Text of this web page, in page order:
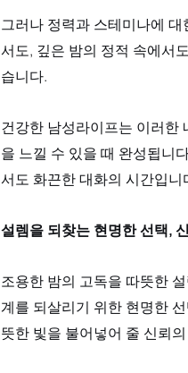
그러나 정력과 스테미나에
서도, 깊은 밤의 정적 속에서
습니다.
건강한 남성라이프는 이러한
을 느낄 수 있을 때 완성됩니
서도 화끈한 대화의 시간입니
설렘을 되찾는 현명한 선택,
조용한 밤의 고독을 따뜻한
계를 되살리기 위한 현명한
뜻한 빛을 불어넣어 줄 신뢰